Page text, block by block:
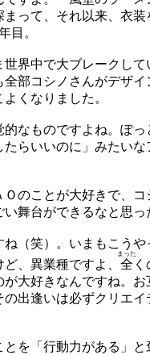
まって、それ以来、衣装
目。
界中で大ブレークして
部コシノさんがデザイ
くなりました。
なものですよね。ぽっ
らいいのに」みたいな
のことが大好きで、コ
舞台ができるなと思っ
（笑）。いまもこうや
、異業種ですよ、 全
まった
大好きなんですね。お
出逢いは必ずクリエイ
を「行動力がある」と